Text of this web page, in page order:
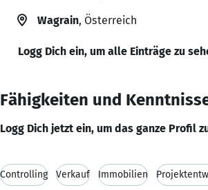
Wagrain, Österreich
Logg Dich ein, um alle Einträge zu
Fähigkeiten und
Logg Dich jetzt ein, um das ganze Profil
Controlling Verkauf Immobilien